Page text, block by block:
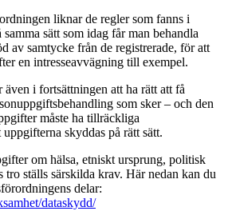
liknar de regler som fanns i
sätt som idag får man behandla
av samtycke från de registrerade, för att
en intresseavvägning till exempel.
i fortsättningen att ha rätt att få
som sker – och den
måste ha tillräckliga
skyddas på rätt sätt.
om hälsa, etniskt ursprung, politisk
ställs särskilda krav. Här nedan kan du
delar:
dataskydd/